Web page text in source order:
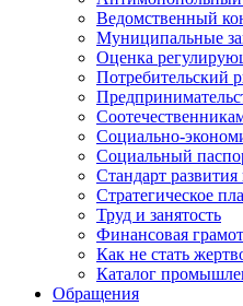
Ведомственный
Муниципальные
Оценка
Потребительский
Социально-
Социальный
Стандарт
Стратегическое
Труд и занятость
Финансовая
Как не стать
Каталог
Обращения